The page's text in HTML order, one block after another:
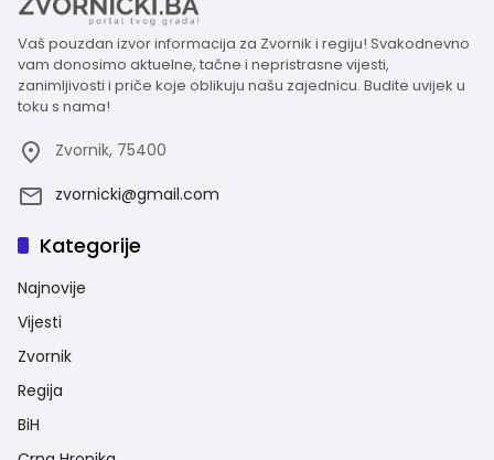
Vaš pouzdan izvor informacija za Zvornik i regiju! Svakodnevno
vam donosimo aktuelne, tačne i nepristrasne vijesti,
zanimljivosti i priče koje oblikuju našu zajednicu. Budite uvijek u
toku s nama!
Zvornik, 75400
zvornicki@gmail.com
Kategorije
Najnovije
Vijesti
Zvornik
Regija
BiH